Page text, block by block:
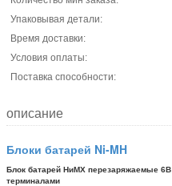
Упаковывая детали:
Время доставки:
Условия оплаты:
Поставка способности:
описание
Блоки батарей Ni-MH
Блок батарей НиМХ перезаряжаемые 6В
терминалами